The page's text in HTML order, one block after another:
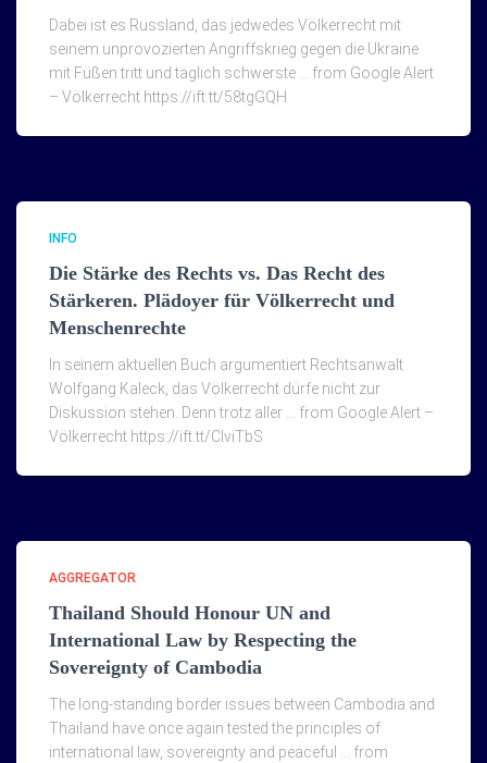
Dabei ist es Russland, das jedwedes Völkerrecht mit
seinem unprovozierten Angriffskrieg gegen die Ukraine
mit Füßen tritt und täglich schwerste … from Google Alert
– Völkerrecht https://ift.tt/58tgGQH
INFO
Die Stärke des Rechts vs. Das Recht des
Stärkeren. Plädoyer für Völkerrecht und
Menschenrechte
In seinem aktuellen Buch argumentiert Rechtsanwalt
Wolfgang Kaleck, das Völkerrecht dürfe nicht zur
Diskussion stehen. Denn trotz aller … from Google Alert –
Völkerrecht https://ift.tt/ClviTbS
AGGREGATOR
Thailand Should Honour UN and
International Law by Respecting the
Sovereignty of Cambodia
The long-standing border issues between Cambodia and
Thailand have once again tested the principles of
international law, sovereignty and peaceful … from